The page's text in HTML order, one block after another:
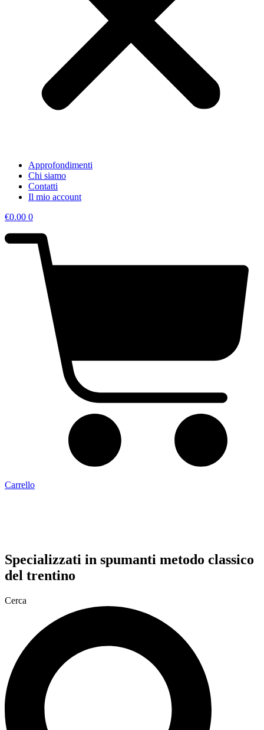
Approfondimenti
Chi siamo
Contatti
Il mio account
€0.00 0
Carrello
Specializzati in spumanti metodo classico
del trentino
Cerca